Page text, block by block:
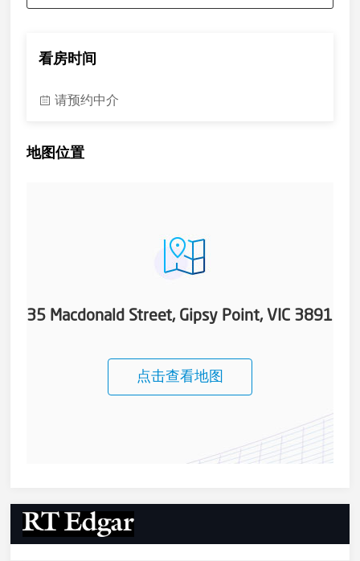
首选之地。或利用私人码头进行皮划艇、划船或独木舟活动，
位于悉尼和墨尔本之间约一半路程，距堪培拉约340公里。梅
业/商业项目的优势不胜枚举，请联系代理商获取更多信息并
安排参观考察。
看房时间
请预约中介
地图位置
35 Macdonald Street, Gipsy Point, VIC 3891
点击查看地图